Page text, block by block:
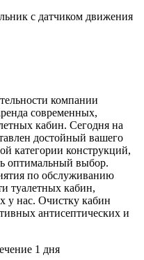
с датчиком движения
компании
современных,
кабин. Сегодня на
достойный вашего
категории конструкций,
оптимальный выбор.
по обслуживанию
туалетных кабин,
у нас. Очистку кабин
антисептических и
1 дня